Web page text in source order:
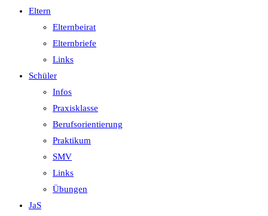
Eltern
Elternbeirat
Elternbriefe
Links
Schüler
Infos
Praxisklasse
Berufsorientierung
Praktikum
SMV
Links
Übungen
JaS